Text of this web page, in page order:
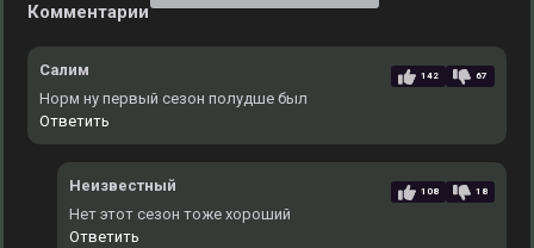
Комментарии
Салим 142 67
Норм ну первый сезон полудше был
Ответить
Неизвестный 108 18
Нет этот сезон тоже хороший
Ответить